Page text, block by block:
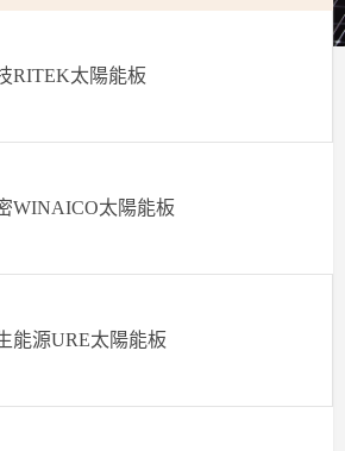
RITEK太陽能板
WINAICO太陽能板
能源URE太陽能板